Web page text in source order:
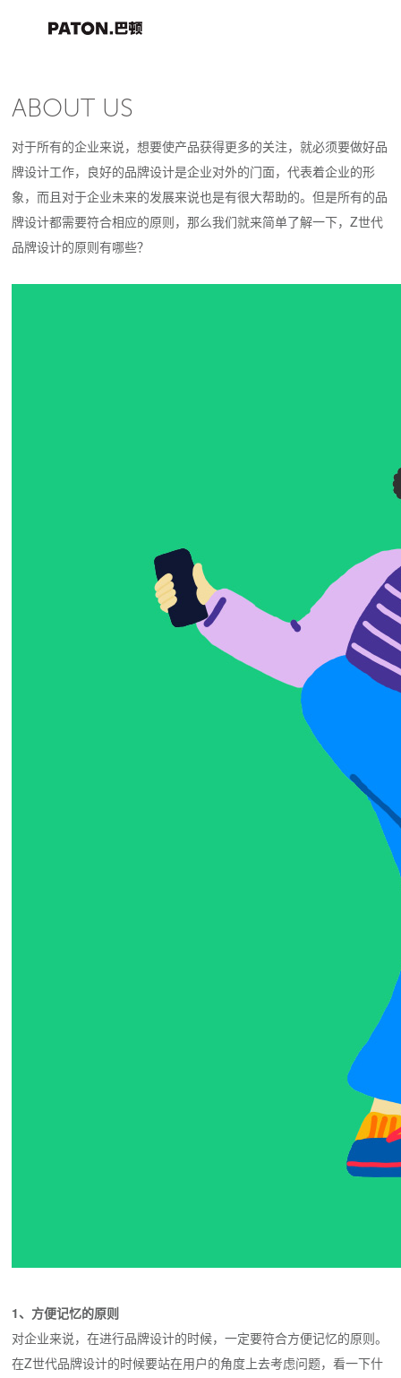
ABOUT US
对于所有的企业来说，想要使产品获得更多的关注，就必须要做好品
牌设计工作，良好的品牌设计是企业对外的门面，代表着企业的形
象，而且对于企业未来的发展来说也是有很大帮助的。但是所有的品
牌设计都需要符合相应的原则，那么我们就来简单了解一下，Z世代
品牌设计的原则有哪些？
1、方便记忆的原则
对企业来说，在进行品牌设计的时候，一定要符合方便记忆的原则。
在Z世代品牌设计的时候要站在用户的角度上去考虑问题，看一下什